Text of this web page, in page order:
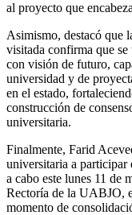
al proyecto que
Asimismo, destacó que
visitada confirma que
con visión de futuro,
universidad y de
en el estado,
construcción de
universitaria.
Finalmente, Farid
universitaria a participar
a cabo este lunes 11 de
Rectoría de la UABJO,
momento de